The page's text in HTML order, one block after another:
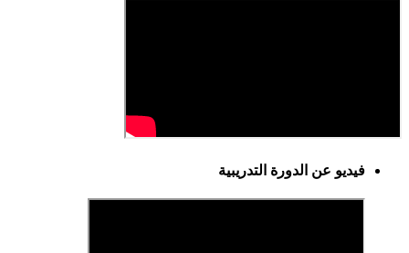
فيديو عن الدورة التدريبية